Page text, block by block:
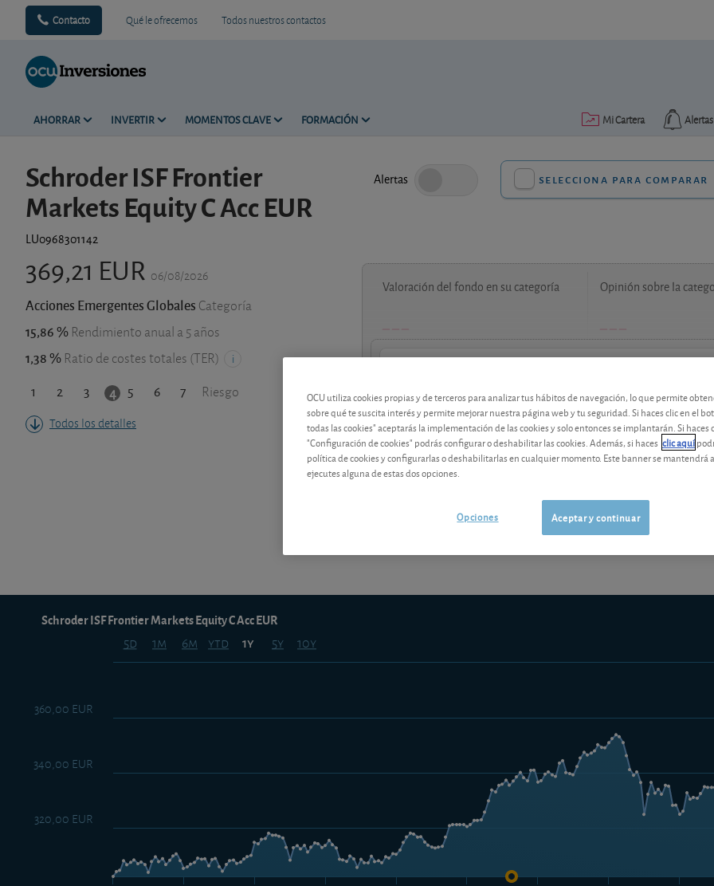
Contacto Qué le ofrecemos Todos nuestros contactos
AHORRAR INVERTIR MOMENTOS CLAVE FORMACIÓN Alertas
Mi Cartera
Schroder ISF Frontier
Markets Equity C Acc EUR
LU0968301142
Alertas selecciona para comparar
369,21 EUR 06/08/2026
Acciones Emergentes Globales Categoría
15,86 % Rendimiento anual a 5 años
1,38 % Ratio de costes totales (TER)
1 2 3 4 5 6 7 Riesgo
Todos los detalles
Valoración del fondo en su categoría Opinión sobre la
Los análisis y consejos de nuestros expertos están reservados a
Los análisis y consejos de nuestros
5d 1m 6m ytd 1y 5y 10y
Schroder ISF Frontier Markets Equity C Acc EUR
320,00 EUR
340,00 EUR
360,00 EUR
OCU utiliza cookies propias y de terceros para analizar tus hábitos de navegación, lo que permite
sobre qué te suscita interés y permite mejorar nuestra página web y tu seguridad. Si haces clic en el
todas las cookies" aceptarás la implementación de las cookies y solo entonces se implantarán. Si haces
"Configuración de cookies" podrás configurar o deshabilitar las cookies. Además, si haces clic aquí
política de cookies y configurarlas o deshabilitarlas en cualquier momento. Este banner se mantendrá
ejecutes alguna de estas dos opciones.
Aceptar y continuar
Opciones